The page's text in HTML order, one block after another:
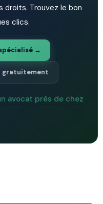
droits. Trouvez le bon
clics.
→
gratuitement
avocat près de chez